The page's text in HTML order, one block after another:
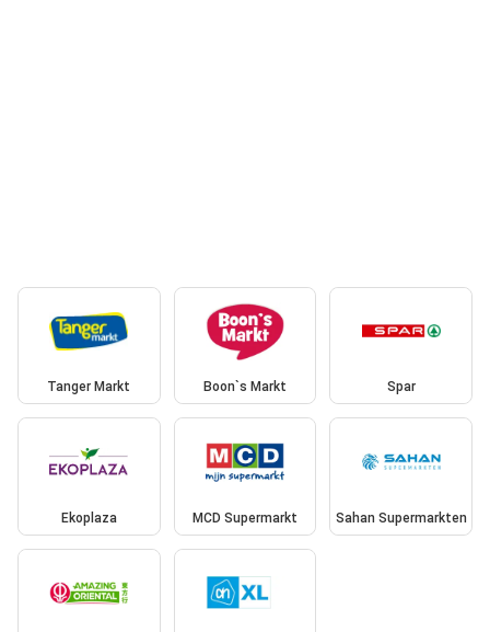
Tanger Markt Boon`s Markt Spar
Ekoplaza MCD Supermarkt Sahan Supermarkten